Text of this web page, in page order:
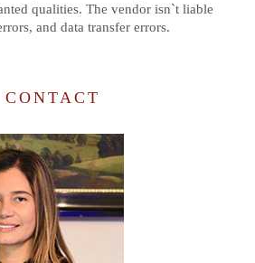
qualities. The vendor isn`t liable
and data transfer errors.
CONTACT